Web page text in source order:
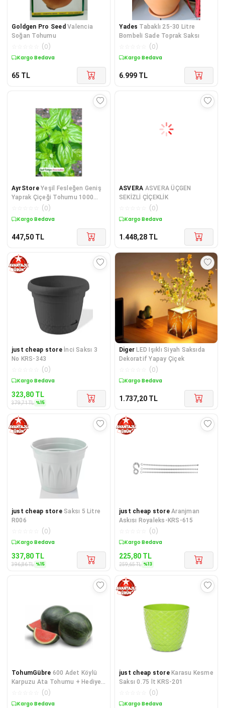
Goldgen Pro Seed Valencia
Soğan Tohumu
(0)
Kargo Bedava
65 TL
Yades Tabaklı 25-30 Litre
Bombeli Sade Toprak Saksı
(0)
Kargo Bedava
6.999 TL
AyrStore Yeşil Fesleğen Geniş
Yaprak Çiçeği Tohumu 1000
Adet Tohum
(0)
Kargo Bedava
447,50 TL
ASVERA ASVERA ÜÇGEN
SEKİZLİ ÇİÇEKLİK
(0)
Kargo Bedava
1.448,28 TL
just cheap store İnci Saksı 3
No KRS-343
(0)
Sepette %15 İndirim
323,80 TL
379,71TL %15
Diger LED Işıklı Siyah Saksıda
Dekoratif Yapay Çiçek
(0)
Kargo Bedava
1.737,20 TL
just cheap store Saksı 5 Litre
R006
(0)
Sepette %15 İndirim
337,80 TL
396,86TL %15
just cheap store Aranjman
Askısı Royaleks-KRS-615
(0)
Sepette %13 İndirim
225,80 TL
259,65TL %13
TohumGübre 600 Adet Köylü
Karpuzu Ata Tohumu + Hediye
Üzüm Fidanı Tohumları
(0)
Kargo Bedava
just cheap store Karasu Kesme
Saksı 0.75 lt KRS-201
(0)
Sepette %14 İndirim